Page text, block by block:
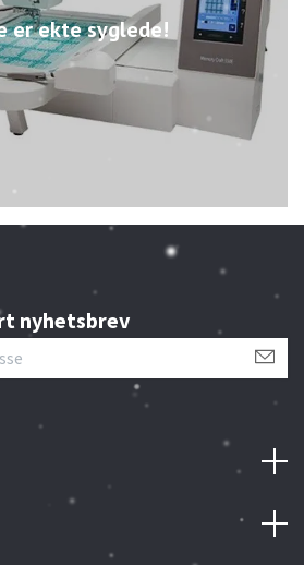
er ekte syglede!
nyhetsbrev